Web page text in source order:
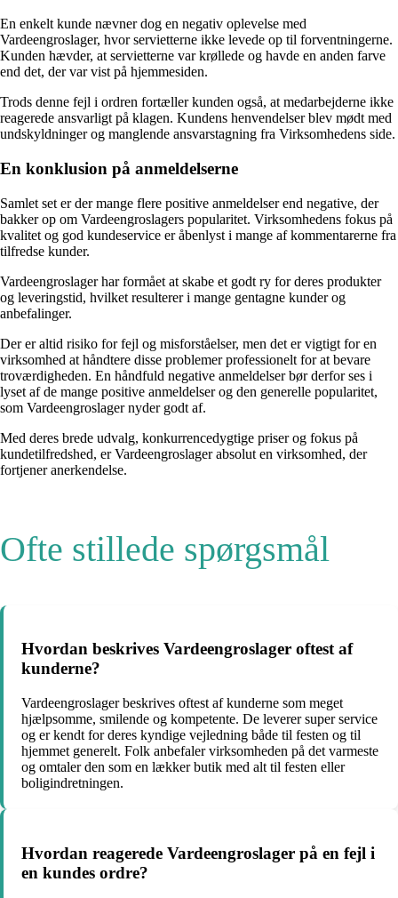
En enkelt kunde nævner dog en negativ oplevelse med
Vardeengroslager, hvor servietterne ikke levede op til forventningerne.
Kunden hævder, at servietterne var krøllede og havde en anden farve
end det, der var vist på hjemmesiden.
Trods denne fejl i ordren fortæller kunden også, at medarbejderne ikke
reagerede ansvarligt på klagen. Kundens henvendelser blev mødt med
undskyldninger og manglende ansvarstagning fra Virksomhedens side.
En konklusion på anmeldelserne
Samlet set er der mange flere positive anmeldelser end negative, der
bakker op om Vardeengroslagers popularitet. Virksomhedens fokus på
kvalitet og god kundeservice er åbenlyst i mange af kommentarerne fra
tilfredse kunder.
Vardeengroslager har formået at skabe et godt ry for deres produkter
og leveringstid, hvilket resulterer i mange gentagne kunder og
anbefalinger.
Der er altid risiko for fejl og misforståelser, men det er vigtigt for en
virksomhed at håndtere disse problemer professionelt for at bevare
troværdigheden. En håndfuld negative anmeldelser bør derfor ses i
lyset af de mange positive anmeldelser og den generelle popularitet,
som Vardeengroslager nyder godt af.
Med deres brede udvalg, konkurrencedygtige priser og fokus på
kundetilfredshed, er Vardeengroslager absolut en virksomhed, der
fortjener anerkendelse.
Ofte stillede spørgsmål
Hvordan beskrives Vardeengroslager oftest af
kunderne?
Vardeengroslager beskrives oftest af kunderne som meget
hjælpsomme, smilende og kompetente. De leverer super service
og er kendt for deres kyndige vejledning både til festen og til
hjemmet generelt. Folk anbefaler virksomheden på det varmeste
og omtaler den som en lækker butik med alt til festen eller
boligindretningen.
Hvordan reagerede Vardeengroslager på en fejl i
en kundes ordre?